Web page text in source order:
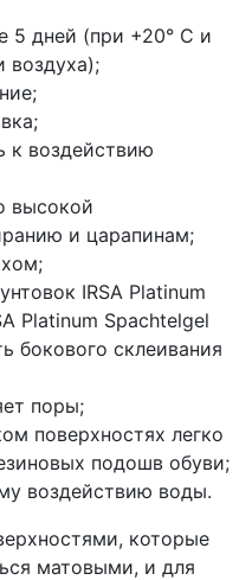
5 дней (при +20° С и
воздуха);
к воздействию
высокой
и царапинам;
IRSA Platinum
Platinum Spachtelgel
бокового склеивания
поры;
поверхностях легко
подошв обуви;
воздействию воды.
которые
матовыми, и для